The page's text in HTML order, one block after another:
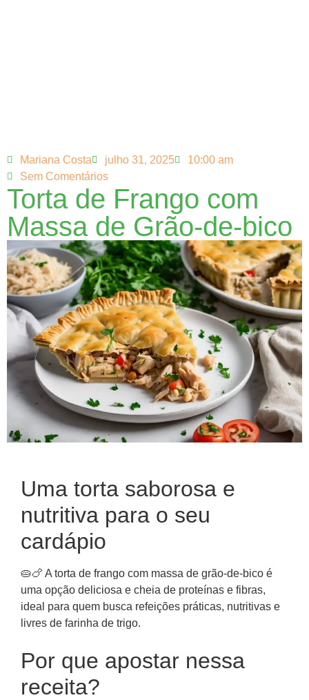
Mariana Costa julho 31, 2025
10:00 am
Sem Comentários
Torta de Frango com
Massa de Grão-de-bico
Uma torta saborosa e
nutritiva para o seu
cardápio
🥧🍗 A torta de frango com massa de grão-de-bico é
uma opção deliciosa e cheia de proteínas e fibras,
ideal para quem busca refeições práticas, nutritivas e
livres de farinha de trigo.
Por que apostar nessa
receita?